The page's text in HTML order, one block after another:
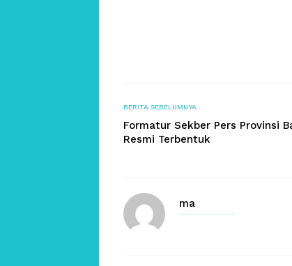
BERITA SEBELUMNYA
Formatur Sekber Pers Provinsi
Resmi Terbentuk
ma